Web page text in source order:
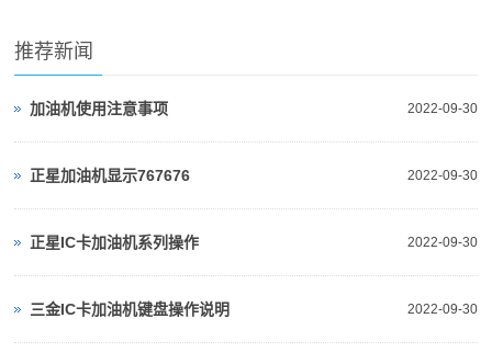
推荐新闻
2022-09-30
加油机使用注意事项
2022-09-30
正星加油机显示767676
2022-09-30
正星IC卡加油机系列操作
2022-09-30
三金IC卡加油机键盘操作说明